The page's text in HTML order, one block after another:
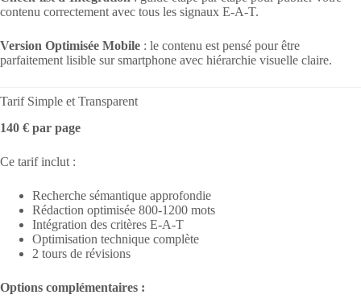
contenu correctement avec tous les signaux E-A-T.
Version Optimisée Mobile : le contenu est pensé pour être
parfaitement lisible sur smartphone avec hiérarchie visuelle claire.
Tarif Simple et Transparent
140 € par page
Ce tarif inclut :
Recherche sémantique approfondie
Rédaction optimisée 800-1200 mots
Intégration des critères E-A-T
Optimisation technique complète
2 tours de révisions
Options complémentaires :